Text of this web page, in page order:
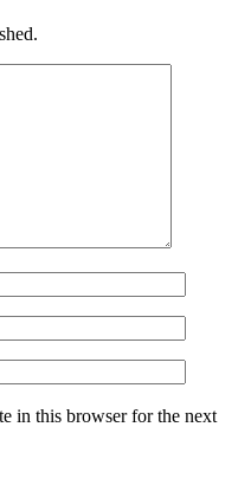
in this browser for the next